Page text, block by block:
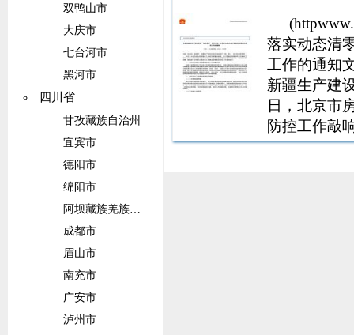
双鸭山市
大庆市
七台河市
黑河市
四川省
甘孜藏族自治州
宜宾市
德阳市
绵阳市
阿坝藏族羌族自治州
成都市
眉山市
南充市
广安市
泸州市
落实动态清
工作的通知
新疆生产建
日，北京市
防控工作敲
理局要加强